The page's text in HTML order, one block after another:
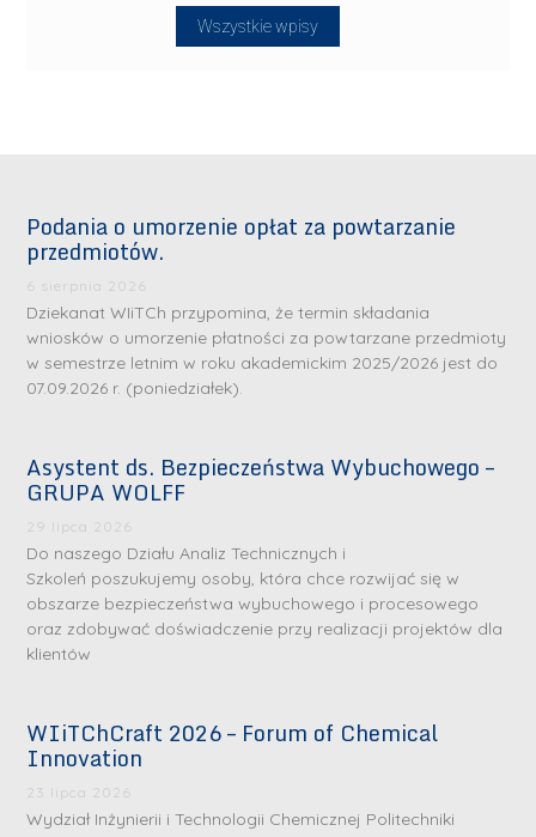
Wszystkie wpisy
Podania o umorzenie opłat za powtarzanie
przedmiotów.
6 sierpnia 2026
Dziekanat WIiTCh przypomina, że termin składania
wniosków o umorzenie płatności za powtarzane przedmioty
w semestrze letnim w roku akademickim 2025/2026 jest do
07.09.2026 r. (poniedziałek).
Asystent ds. Bezpieczeństwa Wybuchowego –
GRUPA WOLFF
29 lipca 2026
Do naszego Działu Analiz Technicznych i
Szkoleń poszukujemy osoby, która chce rozwijać się w
obszarze bezpieczeństwa wybuchowego i procesowego
oraz zdobywać doświadczenie przy realizacji projektów dla
klientów
WIiTChCraft 2026 – Forum of Chemical
Innovation
23 lipca 2026
Wydział Inżynierii i Technologii Chemicznej Politechniki